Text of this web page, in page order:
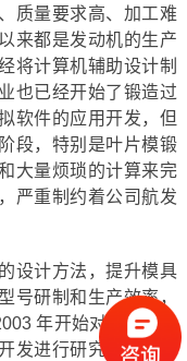
量要求高、加工难
来都是发动机的生产
将计算机辅助设计制
也已经开始了锻造过
软件的应用开发，但
段，特别是叶片模锻
大量烦琐的计算来完
严重制约着公司航发
计方法，提升模具
号研制和生产效率，
年开始对航空发动
发进行研究。目前已